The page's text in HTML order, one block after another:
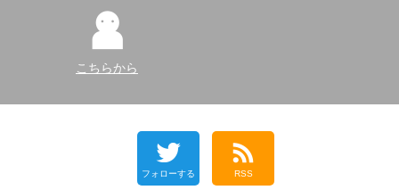
こちらから
フォローする RSS